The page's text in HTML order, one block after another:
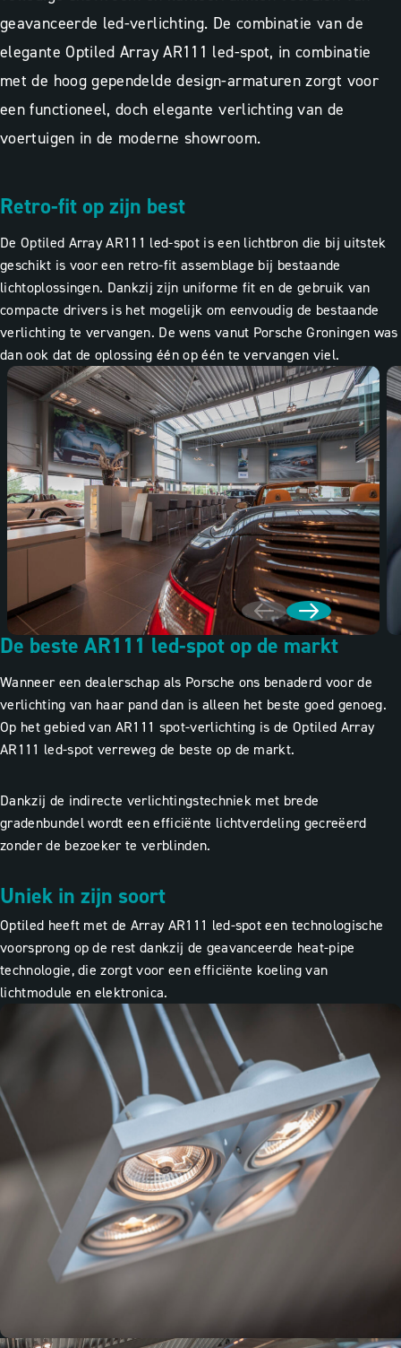
geavanceerde led-verlichting. De combinatie van de
elegante Optiled Array AR111 led-spot, in combinatie
met de hoog gependelde design-armaturen zorgt voor
een functioneel, doch elegante verlichting van de
voertuigen in de moderne showroom.
Retro-fit op zijn best
De Optiled Array AR111 led-spot is een lichtbron die bij uitstek
geschikt is voor een retro-fit assemblage bij bestaande
lichtoplossingen. Dankzij zijn uniforme fit en de gebruik van
compacte drivers is het mogelijk om eenvoudig de bestaande
verlichting te vervangen. De wens vanut Porsche Groningen was
dan ook dat de oplossing één op één te vervangen viel.
De beste AR111 led-spot op de markt
Wanneer een dealerschap als Porsche ons benaderd voor de
verlichting van haar pand dan is alleen het beste goed genoeg.
Op het gebied van AR111 spot-verlichting is de Optiled Array
AR111 led-spot verreweg de beste op de markt.
Dankzij de indirecte verlichtingstechniek met brede
gradenbundel wordt een efficiënte lichtverdeling gecreëerd
zonder de bezoeker te verblinden.
Uniek in zijn soort
Optiled heeft met de Array AR111 led-spot een technologische
voorsprong op de rest dankzij de geavanceerde heat-pipe
technologie, die zorgt voor een efficiënte koeling van
lichtmodule en elektronica.